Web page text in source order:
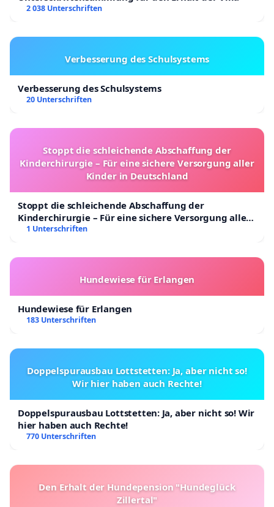
2 038 Unterschriften
Verbesserung des Schulsystems
Verbesserung des Schulsystems
20 Unterschriften
Stoppt die schleichende Abschaffung der
Kinderchirurgie – Für eine sichere Versorgung aller
Kinder in Deutschland
Stoppt die schleichende Abschaffung der
Kinderchirurgie – Für eine sichere Versorgung aller
Kinder in Deutschland
1 Unterschriften
Hundewiese für Erlangen
Hundewiese für Erlangen
183 Unterschriften
Doppelspurausbau Lottstetten: Ja, aber nicht so!
Wir hier haben auch Rechte!
Doppelspurausbau Lottstetten: Ja, aber nicht so! Wir
hier haben auch Rechte!
770 Unterschriften
Den Erhalt der Hundepension "Hundeglück
Zillertal"